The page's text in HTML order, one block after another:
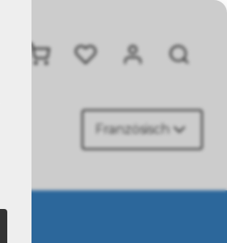
Französisch